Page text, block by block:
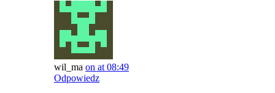
wil_ma on at 08:49
Odpowiedz